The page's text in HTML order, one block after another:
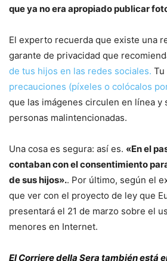
que ya no era apropiado publicar
El experto recuerda que existe una
garante de privacidad que
de tus hijos en las redes sociales. Tu
precauciones (píxeles o colócalos
que las imágenes circulen en línea y
personas malintencionadas.
Una cosa es segura: así es. «En el
contaban con el consentimiento
de sus hijos».. Por último, según el
que ver con el proyecto de ley que
presentará el 21 de marzo sobre el
menores en Internet.
El Corriere della Sera también está